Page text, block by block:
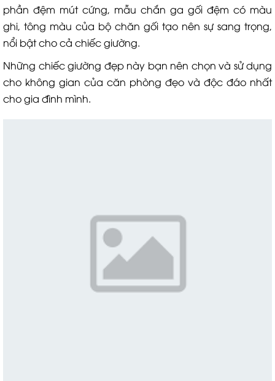
phần đệm mút cứng, mẫu chắn ga gối đệm có màu
ghi, tông màu của bộ chăn gối tạo nên sự sang trọng,
nổi bật cho cả chiếc giường.
Những chiếc giường đẹp này bạn nên chọn và sử dụng
cho không gian của căn phòng đẹo và độc đáo nhất
cho gia đình mình.